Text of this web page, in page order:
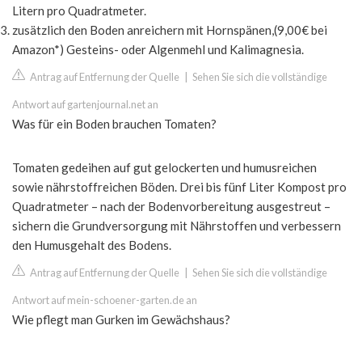
Litern pro Quadratmeter.
zusätzlich den Boden anreichern mit Hornspänen,(9,00€ bei
Amazon*) Gesteins- oder Algenmehl und Kalimagnesia.
Antrag auf Entfernung der Quelle Sehen Sie sich die vollständige
Antwort auf gartenjournal.net an
Was für ein Boden brauchen Tomaten?
Tomaten gedeihen auf gut gelockerten und humusreichen
sowie nährstoffreichen Böden. Drei bis fünf Liter Kompost pro
Quadratmeter – nach der Bodenvorbereitung ausgestreut –
sichern die Grundversorgung mit Nährstoffen und verbessern
den Humusgehalt des Bodens.
Antrag auf Entfernung der Quelle Sehen Sie sich die vollständige
Antwort auf mein-schoener-garten.de an
Wie pflegt man Gurken im Gewächshaus?